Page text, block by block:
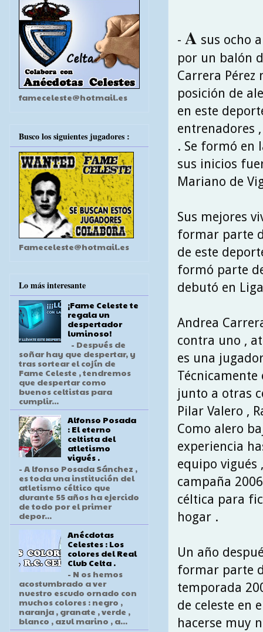
- A sus ocho
por un balón
Carrera Pérez
posición de
en este
entrenadores
. Se formó en
sus inicios
Mariano de
Sus mejores
formar parte
de este
formó parte
debutó en
Andrea
contra uno ,
es una
junto a otras
Pilar Valero ,
Como alero
experiencia
equipo vigués
campaña
céltica para
hogar .
Un año
formar parte
temporada
de celeste en
hacerse muy
fameceleste@hotmail.es
Busco los siguientes jugadores :
Fameceleste@hotmail.es
Lo más interesante
¡Fame Celeste te
regala un
despertador
luminoso!
- Después de
soñar hay que despertar, y
tras sortear el cojín de
Fame Celeste , tendremos
que despertar como
buenos celtistas para
cumplir...
Alfonso Posada
: El eterno
celtista del
atletismo
vigués .
- A lfonso Posada Sánchez ,
es toda una institución del
atletismo céltico que
durante 55 años ha ejercido
de todo por el primer
depor...
Anécdotas
Celestes : Los
colores del Real
Club Celta .
- N os hemos
acostumbrado a ver
nuestro escudo ornado con
muchos colores : negro ,
naranja , granate , verde ,
blanco , azul marino , a...